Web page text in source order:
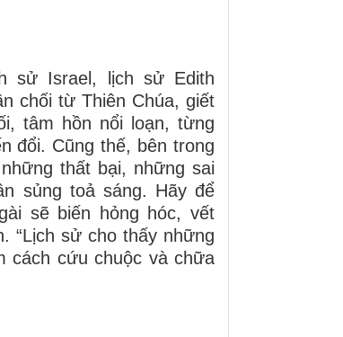
sử Israel, lịch sử Edith
chối từ Thiên Chúa, giết
tâm hồn nổi loạn, từng
đổi. Cũng thế, bên trong
thất bại, những sai
sủng toả sáng. Hãy để
sẽ biến hỏng hóc, vết
“Lịch sử cho thấy những
cách cứu chuộc và chữa